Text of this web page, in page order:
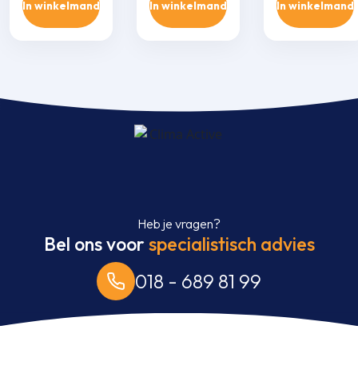
W 5,0 kW inclusief
infrarood
In winkelmand
W 5,0 kW inclusief
infrarood
In winkelmand
5,0 kW
infrarood
In winkelmand
Heb je vragen?
Bel ons voorspecialistisch advies
018 - 689 81 99